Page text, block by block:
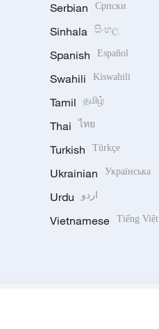
Serbian Српски
Sinhala සිංහල
Spanish Español
Swahili Kiswahili
Tamil தமிழ்
Thai ไทย
Turkish Türkçe
Ukrainian Українська
Urdu اردو
Vietnamese Tiếng Việt